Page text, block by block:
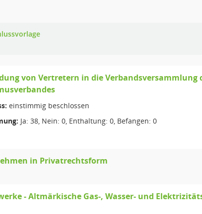
von Vertretern in die
einstimmig beschlossen
Ja: 38, Nein: 0, Enthaltung: 0, Befangen: 0
in Privatrechtsform
- Altmärkische Gas-, Wasser- und